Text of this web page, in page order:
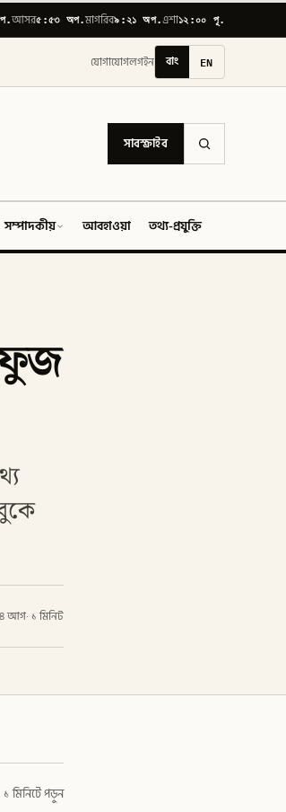
আসর৫:৫৩ অপ.মাগরিব৯:২১ অপ.এশা১২:০০ পূ.
যোগাযোগলগইন বাং EN
সাবস্ক্রাইব
সম্পাদকীয় আবহাওয়া তথ্য-প্রযুক্তি
৪ আগ· ১ মিনিট
১ মিনিটে পড়ুন